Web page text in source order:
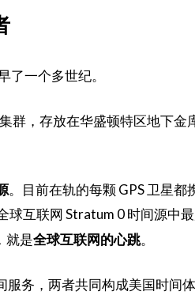
了一个多世纪。
群，存放在华盛顿特区地下
。目前在轨的每颗 GPS 卫星都
球互联网 Stratum 0 时间源中
就是全球互联网的心跳。
务，两者共同构成美国时间